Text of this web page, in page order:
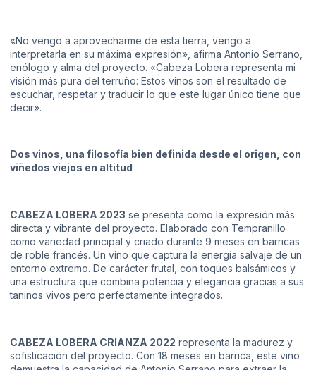
«No vengo a aprovecharme de esta tierra, vengo a
interpretarla en su máxima expresión», afirma Antonio Serrano,
enólogo y alma del proyecto. «Cabeza Lobera representa mi
visión más pura del terruño: Estos vinos son el resultado de
escuchar, respetar y traducir lo que este lugar único tiene que
decir».
Dos vinos, una filosofía bien definida desde el origen, con
viñedos viejos en altitud
CABEZA LOBERA 2023 se presenta como la expresión más
directa y vibrante del proyecto. Elaborado con Tempranillo
como variedad principal y criado durante 9 meses en barricas
de roble francés. Un vino que captura la energía salvaje de un
entorno extremo. De carácter frutal, con toques balsámicos y
una estructura que combina potencia y elegancia gracias a sus
taninos vivos pero perfectamente integrados.
CABEZA LOBERA CRIANZA 2022 representa la madurez y
sofisticación del proyecto. Con 18 meses en barrica, este vino